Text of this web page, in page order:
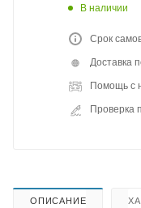
В наличии
Срок
Доставка
Помощь с
Проверка
ОПИСАНИЕ